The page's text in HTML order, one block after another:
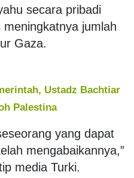
secara pribadi
jumlah
Gaza.
Ustadz Bachtiar
Palestina
yang dapat
mengabaikannya,”
media Turki.